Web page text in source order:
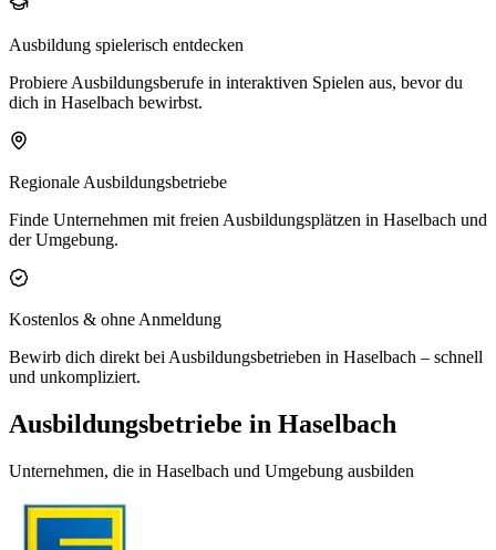
Ausbildung spielerisch entdecken
Probiere Ausbildungsberufe in interaktiven Spielen aus, bevor du
dich in Haselbach bewirbst.
Regionale Ausbildungsbetriebe
Finde Unternehmen mit freien Ausbildungsplätzen in Haselbach und
der Umgebung.
Kostenlos & ohne Anmeldung
Bewirb dich direkt bei Ausbildungsbetrieben in Haselbach – schnell
und unkompliziert.
Ausbildungsbetriebe in Haselbach
Unternehmen, die in Haselbach und Umgebung ausbilden